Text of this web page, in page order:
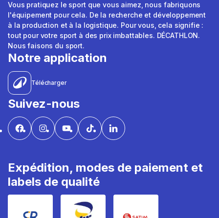
Vous pratiquez le sport que vous aimez, nous fabriquons
l'équipement pour cela. De la recherche et développement
à la production et à la logistique. Pour vous, cela signifie :
tout pour votre sport à des prix imbattables. DÉCATHLON.
Nous faisons du sport.
Notre application
Télécharger
Suivez-nous
Expédition, modes de paiement et
labels de qualité